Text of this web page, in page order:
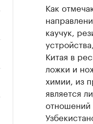
Как
каучук,
Китая в
ложки и
химии, из
является
отношений